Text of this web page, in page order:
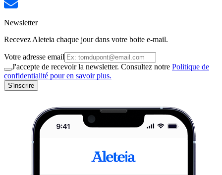
Newsletter
Recevez Aleteia chaque jour dans votre boite e-mail.
Votre adresse email
J'accepte de recevoir la newsletter. Consultez notre Politique de
confidentialité pour en savoir plus.
S'inscrire